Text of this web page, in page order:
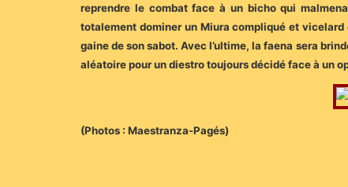
reprendre le combat face à un bicho qui
totalement dominer un Miura compliqué et vicelard
gaine de son sabot. Avec l’ultime, la faena sera
aléatoire pour un diestro toujours décidé face à un
(Photos : Maestranza-Pagés)